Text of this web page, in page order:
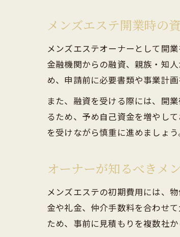
メンズエステ開業時の
メンズエステオーナーとして開
金融機関からの融資、親族・知
め、申請前に必要書類や事業計
また、融資を受ける際には、開
るため、予め自己資金を増やし
を受けながら慎重に進めましょう
オーナーが知るべきメ
メンズエステの初期費用には、
金や礼金、仲介手数料を合わせ
ため、事前に見積もりを複数社